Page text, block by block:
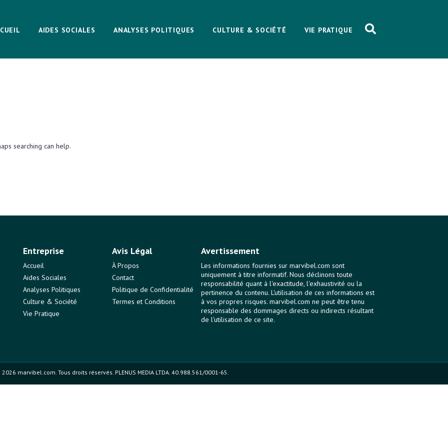
AIDES SOCIALES ANALYSES POLITIQUES CULTURE & SOCIÉTÉ VIE PRATIQUE
searching can help.
Entreprise
Accueil
Aides Sociales
Analyses Politiques
Culture & Société
Vie Pratique
Avis Légal
À Propos
Contact
Politique de Confidentialité
Termes et Conditions
Avertissement
Les informations fournies sur marvibel.com sont
uniquement à titre informatif. Nous déclinons toute
responsabilité quant à l'exactitude, l'exhaustivité ou la
pertinence du contenu. L'utilisation de ces informations est
à vos propres risques. marvibel.com ne peut être tenu
responsable des dommages directs ou indirects résultant
de l'utilisation de ce site.
marvibel.com. Tous droits réservés. PLENUS MEDIA LTDA. 40.988.561/0001-65.